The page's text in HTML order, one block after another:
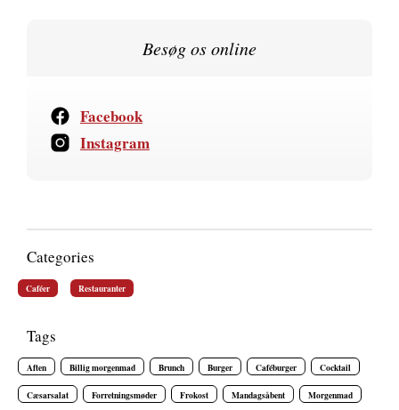
Besøg os online
Facebook
Instagram
Categories
Caféer Restauranter
Tags
Aften Billig morgenmad Brunch Burger Caféburger Cocktail
Cæsarsalat Forretningsmøder Frokost Mandagsåbent Morgenmad